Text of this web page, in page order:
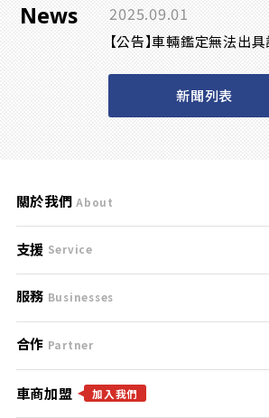
News 2025.09.01
【公告】車輛鑑定無法出
新聞列表
關於我們 About
刊登規範
服務條款
免責聲明
隱私權政策
支援 Service
支援中心
聯絡我們
服務 Businesses
什麼是Goo鑑定？
找好車
合作 Partner
合作夥伴
車商加盟 加入我們